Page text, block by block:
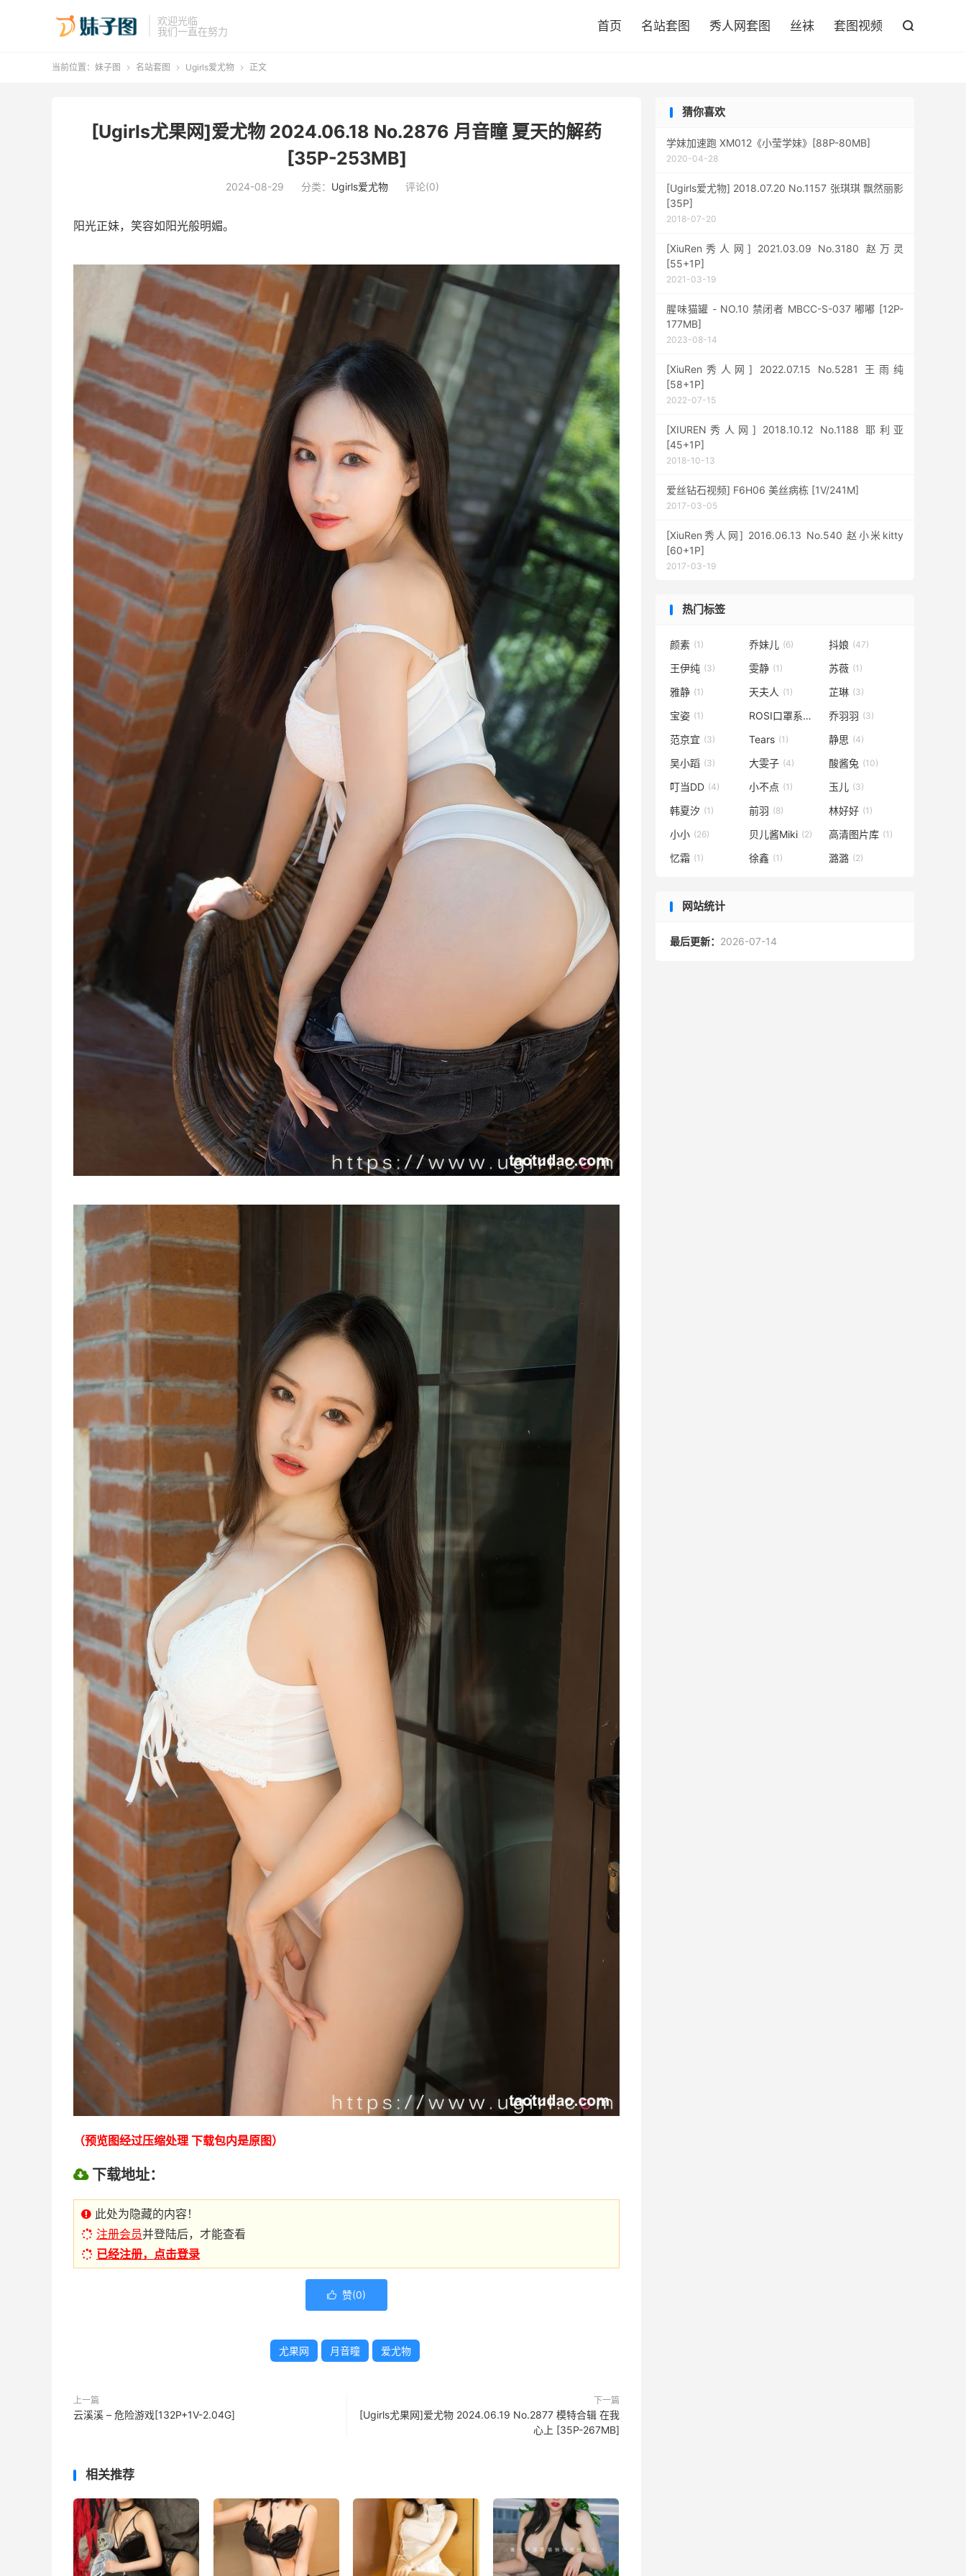
欢迎光临
我们一直在努力
首页 名站套图 秀人网套图 丝袜 套图视频 
当前位置： 妹子图  名站套图  Ugirls爱尤物  正文
[Ugirls尤果网]爱尤物 2024.06.18 No.2876 月音瞳 夏天的解药
[35P-253MB]
2024-08-29 分类： Ugirls爱尤物 评论(0)
阳光正妹，笑容如阳光般明媚。
（预览图经过压缩处理 下载包内是原图）
下载地址：
此处为隐藏的内容！
注册会员并登陆后，才能查看
已经注册，点击登录
 赞(0)
尤果网 月音瞳 爱尤物
上一篇
云溪溪 – 危险游戏[132P+1V-2.04G]
下一篇
[Ugirls尤果网]爱尤物 2024.06.19 No.2877 模特合辑 在我
心上 [35P-267MB]
相关推荐
猜你喜欢
学妹加速跑 XM012《小莹学妹》[88P-80MB]
2020-04-28
[Ugirls爱尤物] 2018.07.20 No.1157 张琪琪 飘然丽影
[35P]
2018-07-20
[XiuRen秀人网] 2021.03.09 No.3180 赵万灵
[55+1P]
2021-03-19
腥味猫罐 - NO.10 禁闭者 MBCC-S-037 嘟嘟 [12P-
177MB]
2023-08-14
[XiuRen秀人网] 2022.07.15 No.5281 王雨纯
[58+1P]
2022-07-15
[XIUREN秀人网] 2018.10.12 No.1188 耶利亚
[45+1P]
2018-10-13
爱丝钻石视频] F6H06 美丝病栋 [1V/241M]
2017-03-05
[XiuRen秀人网] 2016.06.13 No.540 赵小米kitty
[60+1P]
2017-03-19
热门标签
颜素 (1) 乔妹儿 (6) 抖娘 (47)
王伊纯 (3) 雯静 (1) 苏薇 (1)
雅静 (1) 天夫人 (1) 芷琳 (3)
宝姿 (1) ROSI口罩系列 (303)
乔羽羽 (3)
范京宜 (3) Tears (1) 静思 (4)
吴小蹈 (3) 大雯子 (4) 酸酱兔 (10)
叮当DD (4) 小不点 (1) 玉儿 (3)
韩夏汐 (1) 前羽 (8) 林好好 (1)
小小 (26) 贝儿酱Miki (2) 高清图片库 (1)
忆霜 (1) 徐鑫 (1) 潞潞 (2)
网站统计
最后更新： 2026-07-14